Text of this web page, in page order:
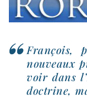
François,
nou­veaux
voir dans
doc­trine,